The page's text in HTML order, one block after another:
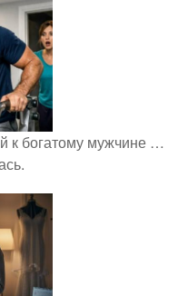
к богатому мужчине …